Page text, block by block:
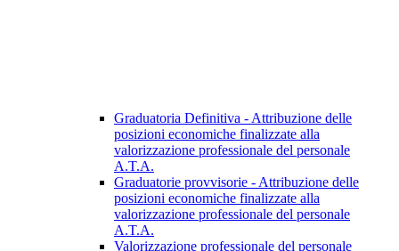
Graduatoria Definitiva - Attribuzione delle
posizioni economiche finalizzate alla
valorizzazione professionale del personale
A.T.A.
Graduatorie provvisorie - Attribuzione delle
posizioni economiche finalizzate alla
valorizzazione professionale del personale
A.T.A.
Valorizzazione professionale del personale